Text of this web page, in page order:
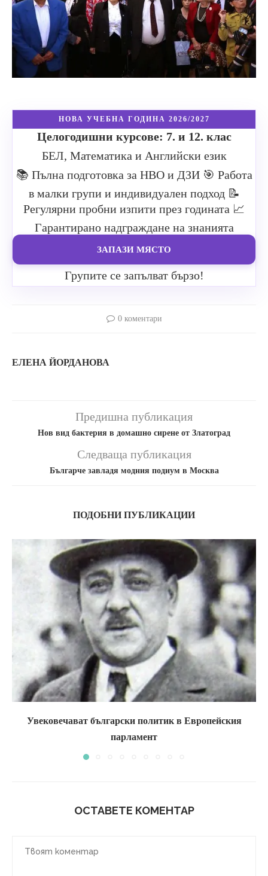
НОВА УЧЕБНА ГОДИНА 2026/2027
Целогодишни курсове: 7. и 12. клас
БЕЛ, Математика и Английски език
📚 Пълна подготовка за НВО и ДЗИ 🎯 Работа
в малки групи и индивидуален подход 📝
Регулярни пробни изпити през годината 📈
Гарантирано надграждане на знанията
ЗАПАЗИ МЯСТО
Групите се запълват бързо!
0 коментари
ЕЛЕНА ЙОРДАНОВА
Предишна публикация
Нов вид бактерия в домашно сирене от Златоград
Следваща публикация
Българче завладя модния подиум в Москва
ПОДОБНИ ПУБЛИКАЦИИ
Увековечават български политик в Европейския
парламент
ОСТАВЕТЕ КОМЕНТАР